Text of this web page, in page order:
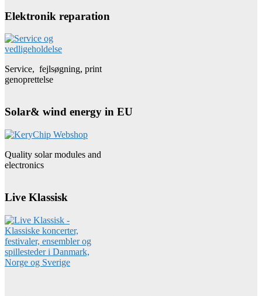
Elektronik reparation
Service, fejlsøgning, print
genoprettelse
Solar& wind energy in EU
Quality solar modules and
electronics
Live Klassisk